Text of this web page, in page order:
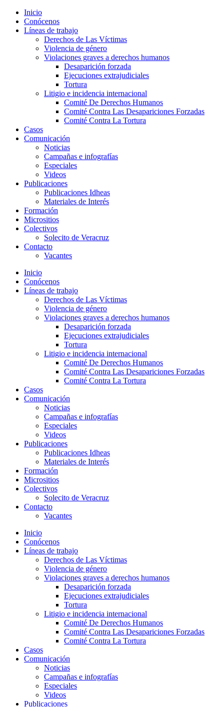
Inicio
Conócenos
Líneas de trabajo
Derechos de Las Víctimas
Violencia de género
Violaciones graves a derechos humanos
Desaparición forzada​
Ejecuciones extrajudiciales
Tortura
Litigio e incidencia internacional
Comité De Derechos Humanos​
Comité Contra Las Desapariciones Forzadas
Comité Contra La Tortura​
Casos
Comunicación
Noticias
Campañas e infografías
Especiales
Videos
Publicaciones
Publicaciones Idheas
Materiales de Interés
Formación
Micrositios
Colectivos
Solecito de Veracruz
Contacto
Vacantes
Inicio
Conócenos
Líneas de trabajo
Derechos de Las Víctimas
Violencia de género
Violaciones graves a derechos humanos
Desaparición forzada​
Ejecuciones extrajudiciales
Tortura
Litigio e incidencia internacional
Comité De Derechos Humanos​
Comité Contra Las Desapariciones Forzadas
Comité Contra La Tortura​
Casos
Comunicación
Noticias
Campañas e infografías
Especiales
Videos
Publicaciones
Publicaciones Idheas
Materiales de Interés
Formación
Micrositios
Colectivos
Solecito de Veracruz
Contacto
Vacantes
Inicio
Conócenos
Líneas de trabajo
Derechos de Las Víctimas
Violencia de género
Violaciones graves a derechos humanos
Desaparición forzada​
Ejecuciones extrajudiciales
Tortura
Litigio e incidencia internacional
Comité De Derechos Humanos​
Comité Contra Las Desapariciones Forzadas
Comité Contra La Tortura​
Casos
Comunicación
Noticias
Campañas e infografías
Especiales
Videos
Publicaciones